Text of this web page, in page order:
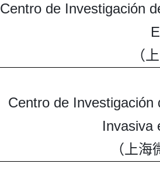
Centro de Investigación
（
Centro de
Invasiva
（上